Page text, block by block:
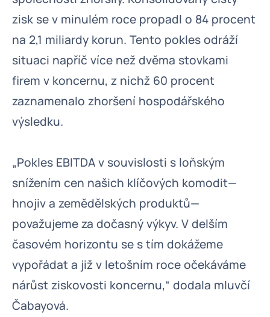
zisk se v minulém roce propadl o 84 procent
na 2,1 miliardy korun. Tento pokles odráží
situaci napříč více než dvěma stovkami
firem v koncernu, z nichž 60 procent
zaznamenalo zhoršení hospodářského
výsledku.
„Pokles EBITDA v souvislosti s loňským
snížením cen našich klíčových komodit—
hnojiv a zemědělských produktů—
považujeme za dočasný výkyv. V delším
časovém horizontu se s tím dokážeme
vypořádat a již v letošním roce očekáváme
nárůst ziskovosti koncernu,“ dodala mluvčí
Čabayová.